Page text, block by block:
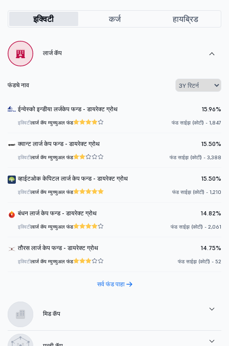
इक्विटी कर्ज हायब्रिड
लार्ज कॅप
फंडचे नाव
ईन्वेस्को इन्डीया लर्जकेप फन्ड - डायरेक्ट ग्रोथ 15.96%
इक्विटीलार्ज कॅप म्युच्युअल फंड फंड साईझ (कोटी) - 1,847
क्वान्ट लार्ज केप फन्ड - डायरेक्ट ग्रोथ 15.50%
इक्विटीलार्ज कॅप म्युच्युअल फंड फंड साईझ (कोटी) - 3,388
व्हाईटओक केपिटल लार्ज केप फन्ड - डायरेक्ट ग्रोथ 15.50%
इक्विटीलार्ज कॅप म्युच्युअल फंड फंड साईझ (कोटी) - 1,210
बंधन लार्ज केप फन्ड - डायरेक्ट ग्रोथ 14.82%
इक्विटीलार्ज कॅप म्युच्युअल फंड फंड साईझ (कोटी) - 2,061
तौरस लार्ज केप फन्ड - डायरेक्ट ग्रोथ 14.75%
इक्विटीलार्ज कॅप म्युच्युअल फंड फंड साईझ (कोटी) - 52
सर्व फंड पाहा
मिड कॅप